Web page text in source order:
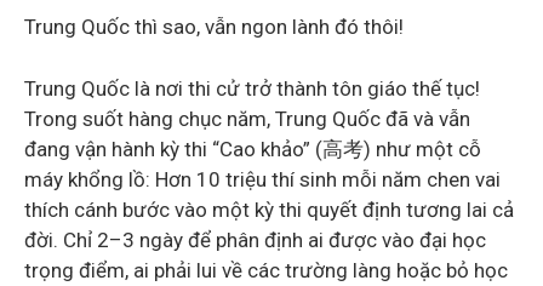
Trung Quốc thì sao, vẫn ngon lành đó thôi!
Trung Quốc là nơi thi cử trở thành tôn giáo thế tục!
Trong suốt hàng chục năm, Trung Quốc đã và vẫn
đang vận hành kỳ thi “Cao khảo” (高考) như một cỗ
máy khổng lồ: Hơn 10 triệu thí sinh mỗi năm chen vai
thích cánh bước vào một kỳ thi quyết định tương lai cả
đời. Chỉ 2–3 ngày để phân định ai được vào đại học
trọng điểm, ai phải lui về các trường làng hoặc bỏ học